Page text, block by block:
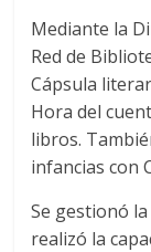
Mediante la
Red de
Cápsula
Hora del
libros.
infancias con
Se gestionó
realizó la